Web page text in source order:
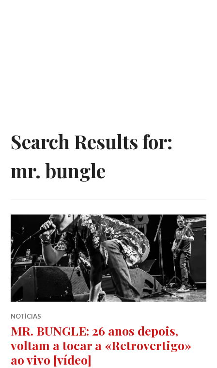
Search Results for:
mr. bungle
NOTÍCIAS
MR. BUNGLE: 26 anos depois,
voltam a tocar a «Retrovertigo»
ao vivo [vídeo]